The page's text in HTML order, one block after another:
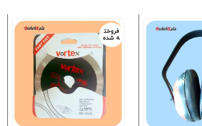
فروخت
ه شده